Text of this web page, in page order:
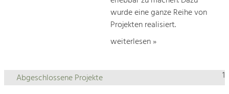
wurde eine ganze Reihe von
Projekten realisiert.
weiterlesen »
1
Abgeschlossene Projekte